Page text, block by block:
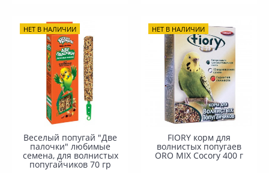
НЕТ В НАЛИЧИИ
Веселый попугай "Две
палочки" любимые
семена, для волнистых
попугайчиков 70 гр
НЕТ В НАЛИЧИИ
FIORY корм для
волнистых попугаев
ORO MIX Cocory 400 г